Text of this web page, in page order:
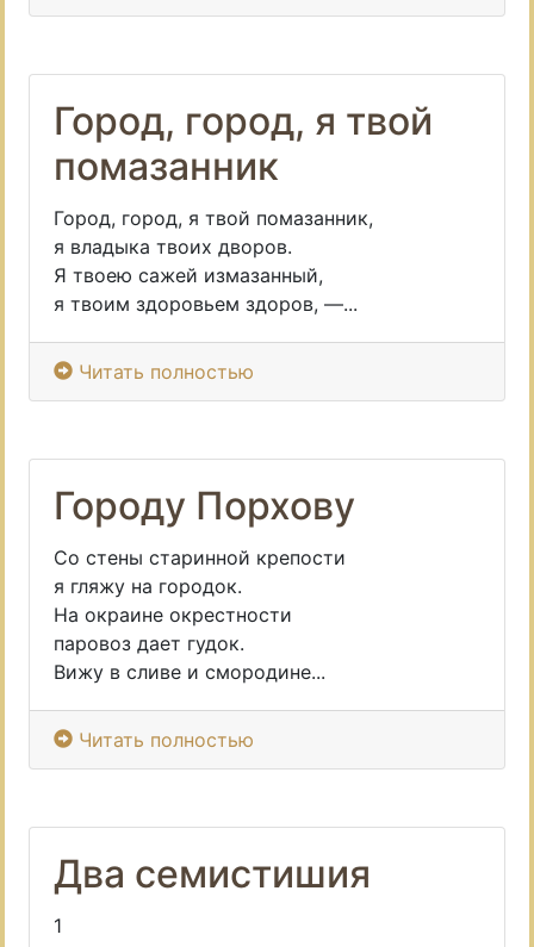
Город, город, я твой
помазанник
Город, город, я твой помазанник,
я владыка твоих дворов.
Я твоею сажей измазанный,
я твоим здоровьем здоров, —...
Читать полностью
Городу Порхову
Со стены старинной крепости
я гляжу на городок.
На окраине окрестности
паровоз дает гудок.
Вижу в сливе и смородине...
Читать полностью
Два семистишия
1